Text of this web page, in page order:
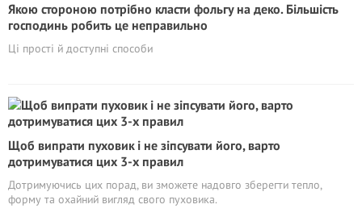
Якою стороною потрібно класти фольгу на деко. Більшість
господинь робить це неправильно
Ці прості й доступні способи
Щоб випрати пуховик і не зіпсувати його, варто
дотримуватися цих 3-х правил
Дотримуючись цих порад, ви зможете надовго зберегти тепло,
форму та охайний вигляд свого пуховика.